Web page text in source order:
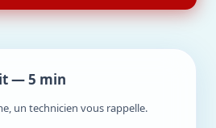
— 5 min
un technicien vous rappelle.